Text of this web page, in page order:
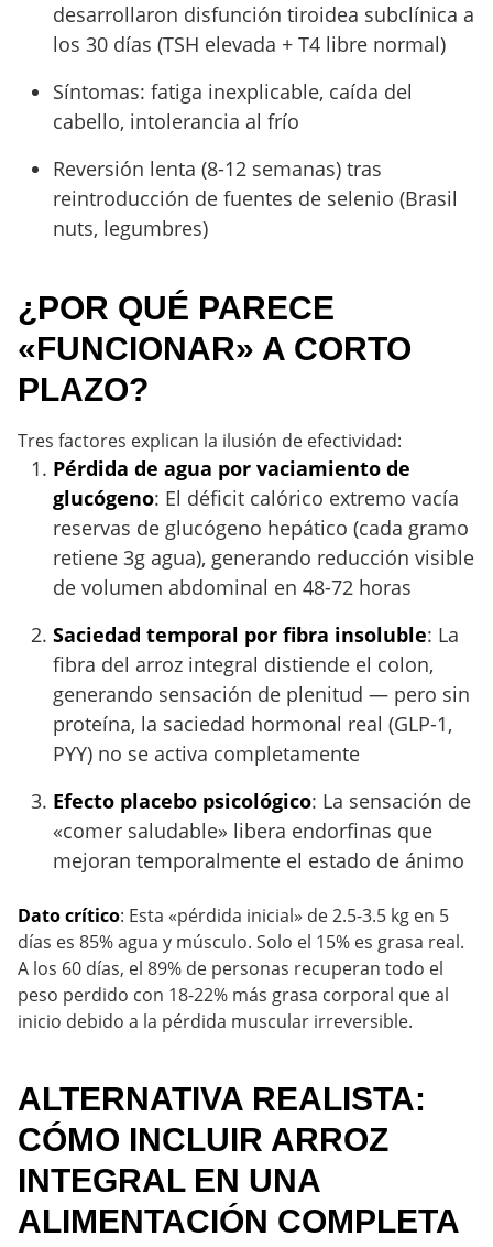
desarrollaron disfunción tiroidea subclínica a
los 30 días (TSH elevada + T4 libre normal)
Síntomas: fatiga inexplicable, caída del
cabello, intolerancia al frío
Reversión lenta (8-12 semanas) tras
reintroducción de fuentes de selenio (Brasil
nuts, legumbres)
¿POR QUÉ PARECE
«FUNCIONAR» A CORTO
PLAZO?
Tres factores explican la ilusión de efectividad:
Pérdida de agua por vaciamiento de
glucógeno: El déficit calórico extremo vacía
reservas de glucógeno hepático (cada gramo
retiene 3g agua), generando reducción visible
de volumen abdominal en 48-72 horas
Saciedad temporal por fibra insoluble: La
fibra del arroz integral distiende el colon,
generando sensación de plenitud — pero sin
proteína, la saciedad hormonal real (GLP-1,
PYY) no se activa completamente
Efecto placebo psicológico: La sensación de
«comer saludable» libera endorfinas que
mejoran temporalmente el estado de ánimo
Dato crítico: Esta «pérdida inicial» de 2.5-3.5 kg en 5
días es 85% agua y músculo. Solo el 15% es grasa real.
A los 60 días, el 89% de personas recuperan todo el
peso perdido con 18-22% más grasa corporal que al
inicio debido a la pérdida muscular irreversible.
ALTERNATIVA REALISTA:
CÓMO INCLUIR ARROZ
INTEGRAL EN UNA
ALIMENTACIÓN COMPLETA